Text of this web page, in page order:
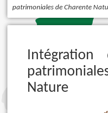
patrimoniales de Charente
Intégration
Nature